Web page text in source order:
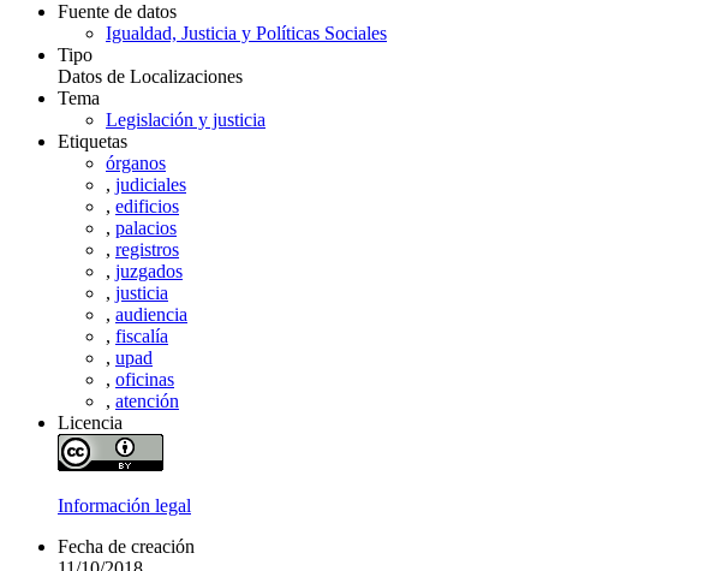
Fuente de datos
Igualdad, Justicia y Políticas Sociales
Tipo
Datos de Localizaciones
Tema
Legislación y justicia
Etiquetas
órganos
, judiciales
, edificios
, palacios
, registros
, juzgados
, justicia
, audiencia
, fiscalía
, upad
, oficinas
, atención
Licencia
Información legal
Fecha de creación